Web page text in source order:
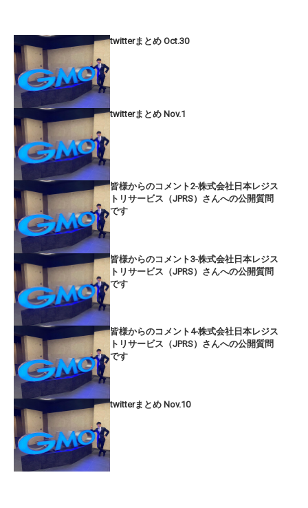
twitterまとめ Oct.30
twitterまとめ Nov.1
皆様からのコメント2-株式会社日本レジス
トリサービス（JPRS）さんへの公開質問
です
皆様からのコメント3-株式会社日本レジス
トリサービス（JPRS）さんへの公開質問
です
皆様からのコメント4-株式会社日本レジス
トリサービス（JPRS）さんへの公開質問
です
twitterまとめ Nov.10